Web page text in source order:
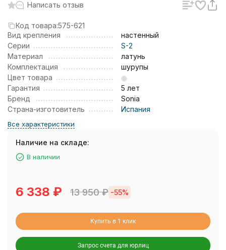
Написать отзыв
Код товара:575-621
Вид крепления
настенный
Серии
S-2
Материал
латунь
Комплектация
шурупы
Цвет товара
Гарантия
5 лет
Бренд
Sonia
Страна-изготовитель
Испания
Все характеристики
Наличие на складе:
В наличии
6 338 ₽ 13 950₽ -55%
Купить в 1 клик
Запрос счета для юрлиц